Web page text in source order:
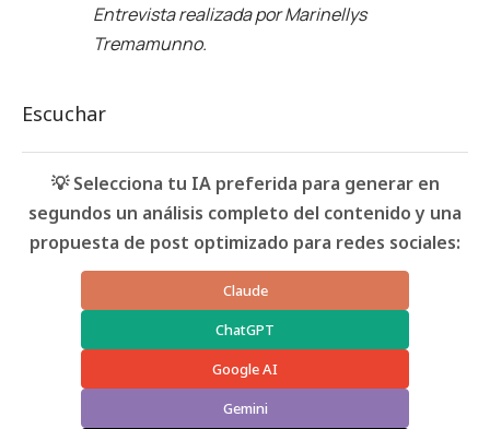
Entrevista realizada por Marinellys
Tremamunno.
Escuchar
💡 Selecciona tu IA preferida para generar en
segundos un análisis completo del contenido y una
propuesta de post optimizado para redes sociales:
Claude
ChatGPT
Google AI
Gemini